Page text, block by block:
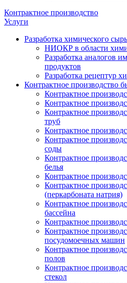
Контрактное производство
Услуги
Разработка химического
НИОКР в области
Разработка аналогов
продуктов
Разработка рецептур
Контрактное производство
Контрактное
Контрактное
Контрактное
труб
Контрактное
Контрактное
соды
Контрактное
белья
Контрактное
Контрактное
(перкарбоната натрия)
Контрактное
бассейна
Контрактное
Контрактное
посудомоечных машин
Контрактное
полов
Контрактное
стекол